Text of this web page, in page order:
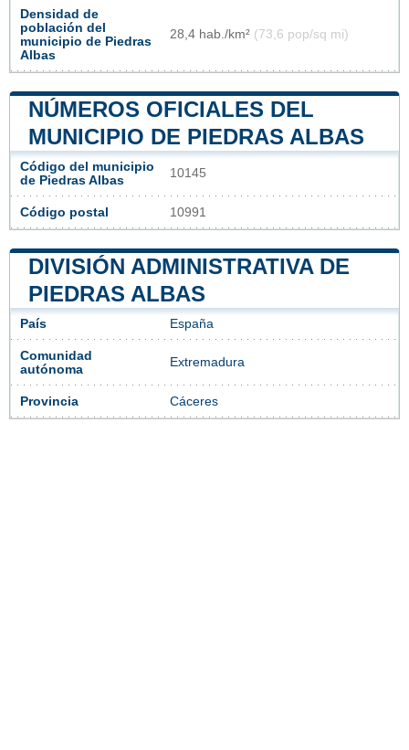
Densidad de
población del
municipio de Piedras
Albas
28,4 hab./km² (73,6 pop/sq mi)
NÚMEROS OFICIALES DEL
MUNICIPIO DE PIEDRAS ALBAS
Código del municipio
de Piedras Albas
10145
Código postal 10991
DIVISIÓN ADMINISTRATIVA DE
PIEDRAS ALBAS
País España
Comunidad
autónoma
Extremadura
Provincia Cáceres